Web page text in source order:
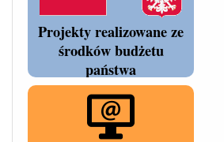
Projekty realizowane ze
środków budżetu
państwa